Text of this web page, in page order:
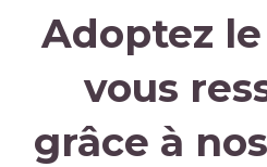
Adoptez
vous
grâce à